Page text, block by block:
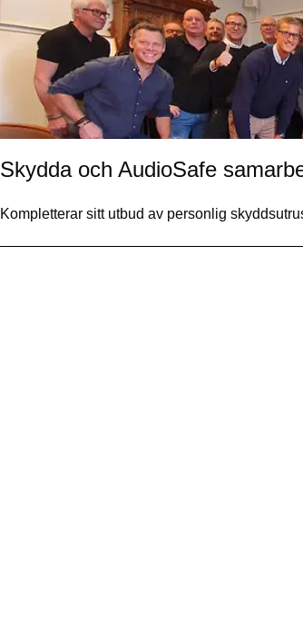
Skydda och AudioSafe
Kompletterar sitt utbud av personlig